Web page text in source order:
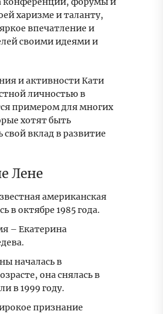
харизме и таланту,
впечатление и
своими идеями и
и активности Кати
личностью в
примером для многих
хотят быть
вклад в развитие
Лене
американская
в октябре 1985 года.
– Екатерина
началась в
она снялась в
в 1999 году.
признание